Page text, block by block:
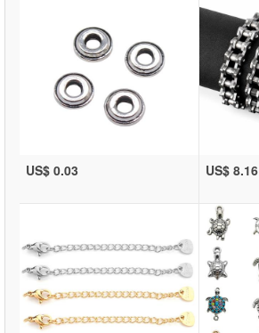
US$ 0.03 US$ 8.16